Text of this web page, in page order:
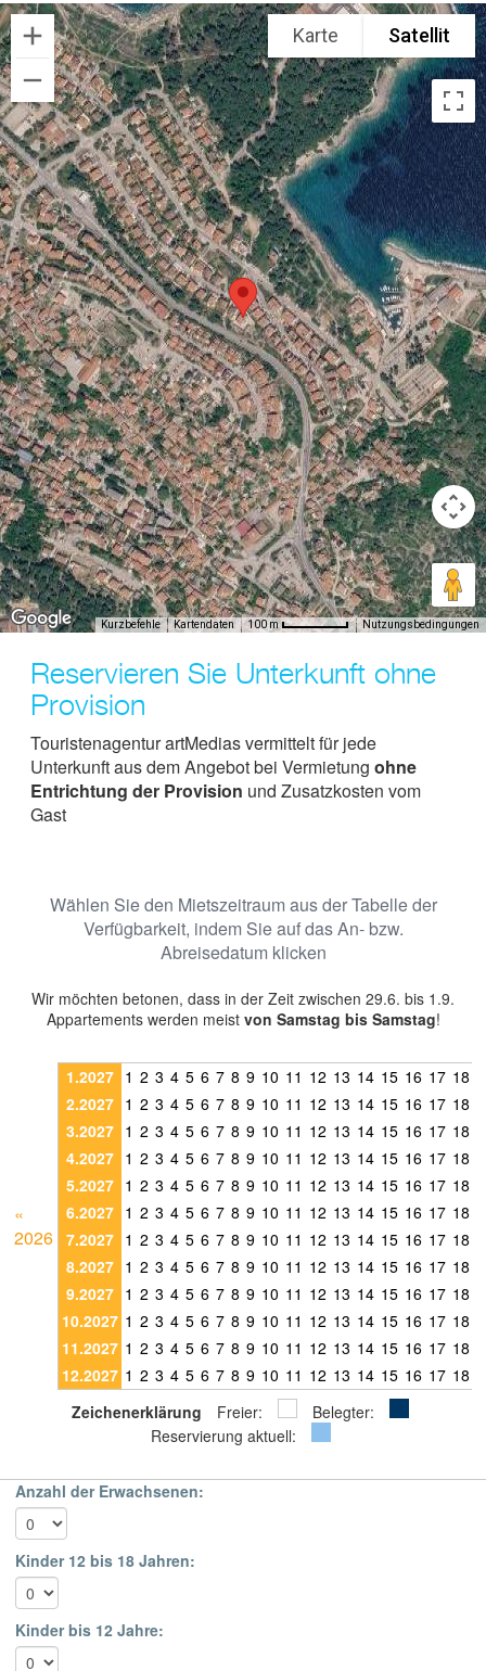
Karte Satellit
Kurzbefehle Kartendaten 100 m Nutzungsbedingungen
Reservieren Sie Unterkunft ohne
Provision
Touristenagentur artMedias vermittelt für jede
Unterkunft aus dem Angebot bei Vermietung ohne
Entrichtung der Provision und Zusatzkosten vom
Gast
Wählen Sie den Mietszeitraum aus der Tabelle der
Verfügbarkeit, indem Sie auf das An- bzw.
Abreisedatum klicken
Wir möchten betonen, dass in der Zeit zwischen 29.6. bis 1.9.
Appartements werden meist von Samstag bis Samstag!
«
2026
1.2027 1 2 3 4 5 6 7 8 9 10 11 12 13 14 15 16 17 18
2.2027 1 2 3 4 5 6 7 8 9 10 11 12 13 14 15 16 17 18
3.2027 1 2 3 4 5 6 7 8 9 10 11 12 13 14 15 16 17 18
4.2027 1 2 3 4 5 6 7 8 9 10 11 12 13 14 15 16 17 18
5.2027 1 2 3 4 5 6 7 8 9 10 11 12 13 14 15 16 17 18
6.2027 1 2 3 4 5 6 7 8 9 10 11 12 13 14 15 16 17 18
7.2027 1 2 3 4 5 6 7 8 9 10 11 12 13 14 15 16 17 18
8.2027 1 2 3 4 5 6 7 8 9 10 11 12 13 14 15 16 17 18
9.2027 1 2 3 4 5 6 7 8 9 10 11 12 13 14 15 16 17 18
10.2027 1 2 3 4 5 6 7 8 9 10 11 12 13 14 15 16 17 18
11.2027 1 2 3 4 5 6 7 8 9 10 11 12 13 14 15 16 17 18
12.2027 1 2 3 4 5 6 7 8 9 10 11 12 13 14 15 16 17 18
Zeichenerklärung
Freier:
Belegter:
Reservierung aktuell:
Anzahl der Erwachsenen:
Kinder 12 bis 18 Jahren:
Kinder bis 12 Jahre: